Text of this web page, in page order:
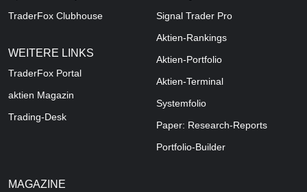
TraderFox Clubhouse
WEITERE LINKS
TraderFox Portal
aktien Magazin
Trading-Desk
Signal Trader Pro
Aktien-Rankings
Aktien-Portfolio
Aktien-Terminal
Systemfolio
Paper: Research-Reports
Portfolio-Builder
MAGAZINE